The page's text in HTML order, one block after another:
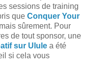
sessions de training
que Conquer Your
sûrement. Pour
de tout sponsor, une
sur Ulule a été
si cela vous